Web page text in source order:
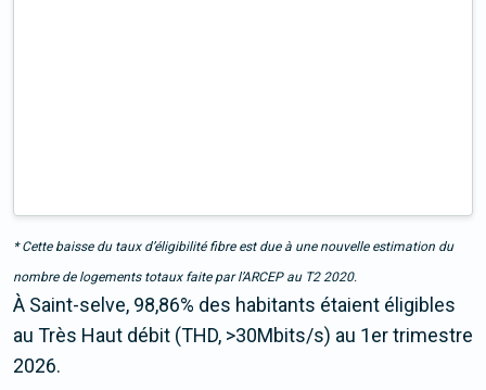
* Cette baisse du taux d’éligibilité fibre est due à une nouvelle estimation du
nombre de logements totaux faite par l’ARCEP au T2 2020.
À Saint-selve, 98,86% des habitants étaient éligibles
au Très Haut débit (THD, >30Mbits/s) au 1er trimestre
2026.